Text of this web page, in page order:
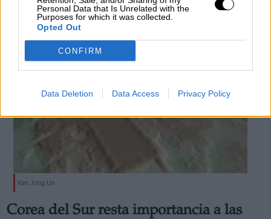
Personal Data that Is Unrelated with the
Purposes for which it was collected.
Opted Out
CONFIRM
Data Deletion Data Access Privacy Policy
Kim Jong Un
Corea del Sur resta importancia a las